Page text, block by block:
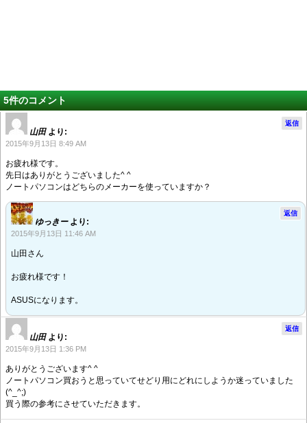
5件のコメント
山田 より:
2015年9月13日 8:49 AM
お疲れ様です。
先日はありがとうございました^ ^
ノートパソコンはどちらのメーカーを使っていますか？
返信
ゆっきー より:
2015年9月13日 11:46 AM
山田さん
お疲れ様です！
ASUSになります。
返信
山田 より:
2015年9月13日 1:36 PM
ありがとうございます^ ^
ノートパソコン買おうと思っていてせどり用にどれにしようか迷っていました
(^_^;)
買う際の参考にさせていただきます。
返信